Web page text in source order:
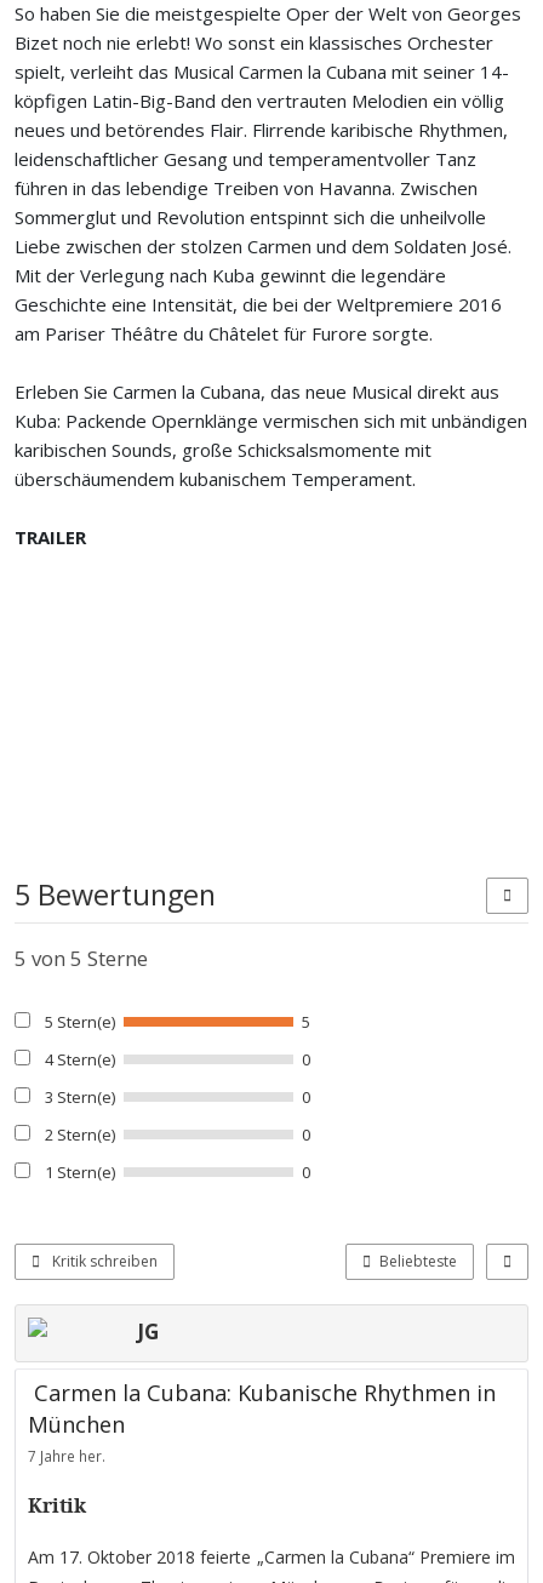
So haben Sie die meistgespielte Oper der Welt von Georges
Bizet noch nie erlebt! Wo sonst ein klassisches Orchester
spielt, verleiht das Musical Carmen la Cubana mit seiner 14-
köpfigen Latin-Big-Band den vertrauten Melodien ein völlig
neues und betörendes Flair. Flirrende karibische Rhythmen,
leidenschaftlicher Gesang und temperamentvoller Tanz
führen in das lebendige Treiben von Havanna. Zwischen
Sommerglut und Revolution entspinnt sich die unheilvolle
Liebe zwischen der stolzen Carmen und dem Soldaten José.
Mit der Verlegung nach Kuba gewinnt die legendäre
Geschichte eine Intensität, die bei der Weltpremiere 2016
am Pariser Théâtre du Châtelet für Furore sorgte.
Erleben Sie Carmen la Cubana, das neue Musical direkt aus
Kuba: Packende Opernklänge vermischen sich mit unbändigen
karibischen Sounds, große Schicksalsmomente mit
überschäumendem kubanischem Temperament.
TRAILER
5 Bewertungen
5 von 5 Sterne
5 Stern(e)
5
4 Stern(e)
0
3 Stern(e)
0
2 Stern(e)
0
1 Stern(e)
0
Kritik schreiben Beliebteste
JG
Carmen la Cubana: Kubanische Rhythmen in
München
7 Jahre her.
Kritik
Am 17. Oktober 2018 feierte „Carmen la Cubana“ Premiere im